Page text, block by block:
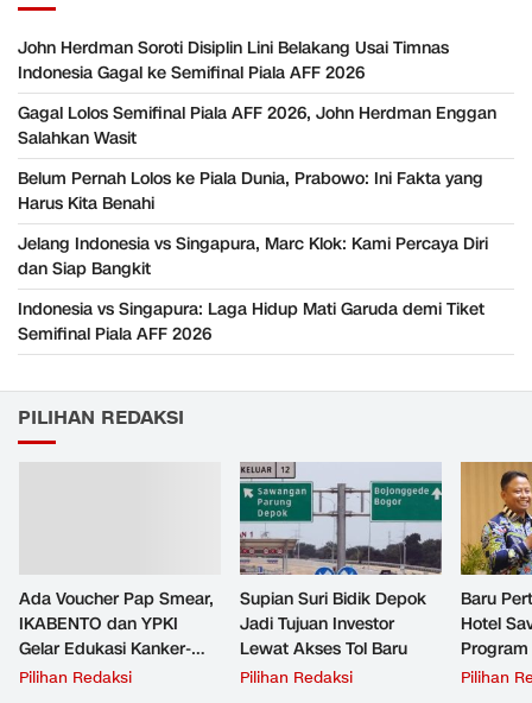
John Herdman Soroti Disiplin Lini Belakang Usai Timnas
Indonesia Gagal ke Semifinal Piala AFF 2026
Gagal Lolos Semifinal Piala AFF 2026, John Herdman Enggan
Salahkan Wasit
Belum Pernah Lolos ke Piala Dunia, Prabowo: Ini Fakta yang
Harus Kita Benahi
Jelang Indonesia vs Singapura, Marc Klok: Kami Percaya Diri
dan Siap Bangkit
Indonesia vs Singapura: Laga Hidup Mati Garuda demi Tiket
Semifinal Piala AFF 2026
PILIHAN REDAKSI
Ada Voucher Pap Smear,
IKABENTO dan YPKI
Gelar Edukasi Kanker-
Tumor Gratis di Depok
Pilihan Redaksi
Supian Suri Bidik Depok
Jadi Tujuan Investor
Lewat Akses Tol Baru
Pilihan Redaksi
Baru
Hotel
Suri
Pilihan